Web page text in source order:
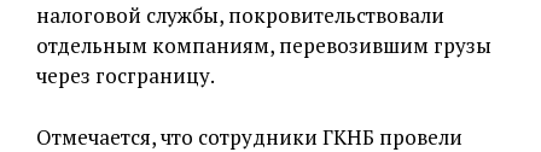
налоговой службы, покровительствовали
отдельным компаниям, перевозившим грузы
через госграницу.
Отмечается, что сотрудники ГКНБ провели